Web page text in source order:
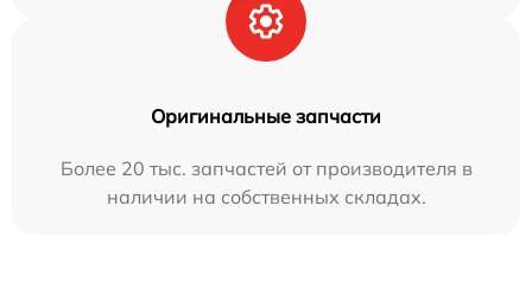
Оригинальные запчасти
Более 20 тыс. запчастей от производителя в
наличии на собственных складах.